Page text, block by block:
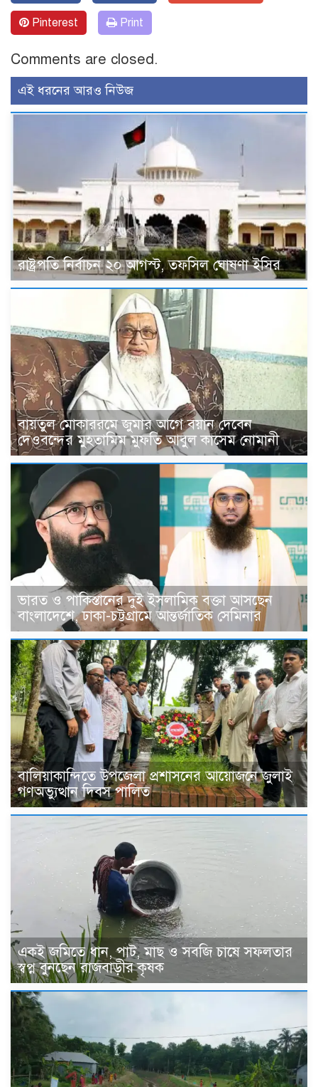
Pinterest Print
Comments are closed.
এই ধরনের আরও নিউজ
রাষ্ট্রপতি নির্বাচন ২০ আগস্ট, তফসিল ঘোষণা ইসির
বায়তুল মোকাররমে জুমার আগে বয়ান দেবেন
দেওবন্দের মুহতামিম মুফতি আবুল কাসেম নোমানী
ভারত ও পাকিস্তানের দুই ইসলামিক বক্তা আসছেন
বাংলাদেশে, ঢাকা-চট্টগ্রামে আন্তর্জাতিক সেমিনার
বালিয়াকান্দিতে উপজেলা প্রশাসনের আয়োজনে জুলাই
গণঅভ্যুত্থান দিবস পালিত
একই জমিতে ধান, পাট, মাছ ও সবজি চাষে সফলতার
স্বপ্ন বুনছেন রাজবাড়ীর কৃষক